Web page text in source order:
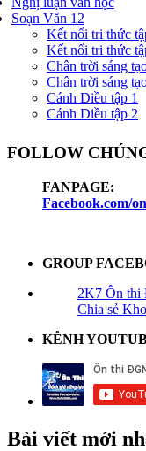
Soạn Văn 12
Kết nối tri thức
Kết nối tri thức
Chân trời sáng
Chân trời sáng
Cánh Diều tập 1
Cánh Diều tập 2
FOLLOW
FANPAGE:
Facebook.com/
GROUP
2K7 Ôn
Chia sẻ
KÊNH
Bài viết mới